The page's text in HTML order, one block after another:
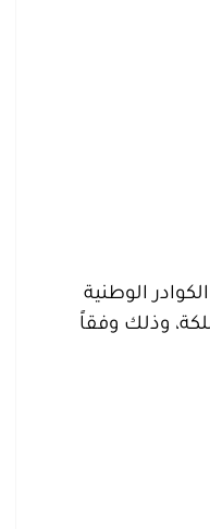
الوطنية
وذلك وفقاً